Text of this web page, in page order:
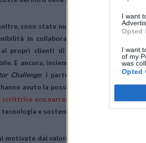
I want
Opted
I want
of my
was
Opted
sono state numerose le iniziative
in collaborazione con diversi
propri clienti di acquistare gli
E ancora, insieme alla content creation
Challenge: i partecipanti, chiamati a
avuto la possibilità di vincere uno
scrittrice eco.narratrice
, dallo scorso
e sostenibilità.
motivate dai valori che ispirano l’azienda,